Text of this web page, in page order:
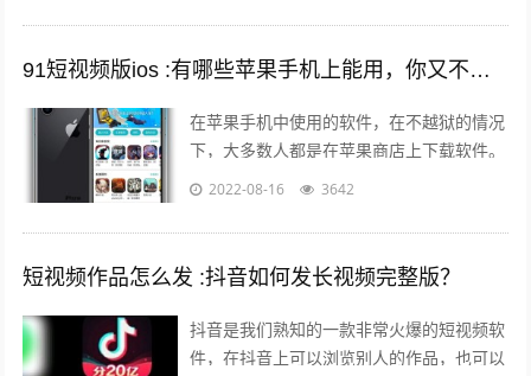
91短视频版ios :有哪些苹果手机上能用，你又不愿意让人知道的好用的app呢？
在苹果手机中使用的软件，在不越狱的情况
下，大多数人都是在苹果商店上下载软件。
但是还有其他的方法可以让你的手机中安装
2022-08-16 3642
短视频作品怎么发 :抖音如何发长视频完整版？
抖音是我们熟知的一款非常火爆的短视频软
件，在抖音上可以浏览别人的作品，也可以